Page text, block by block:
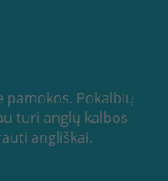
pamokos. Pokalbių
turi anglų kalbos
angliškai.